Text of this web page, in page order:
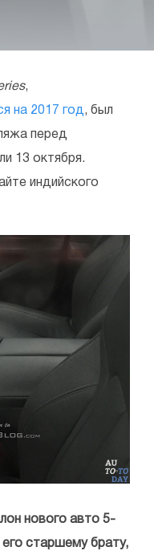
,
на 2017 год, был
перед
13 октября.
индийского
нового авто 5-
его старшему брату,